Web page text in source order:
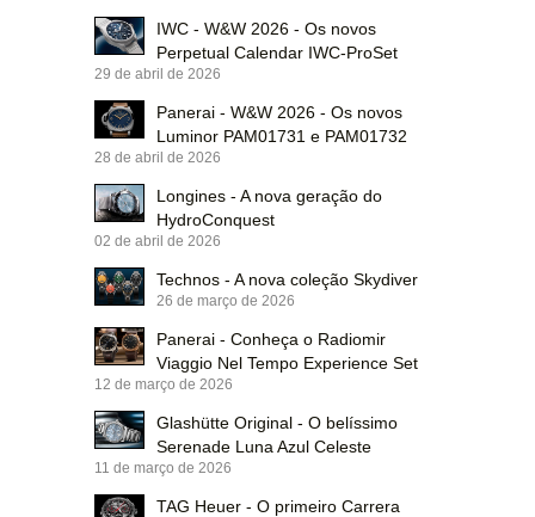
IWC - W&W 2026 - Os novos
Perpetual Calendar IWC-ProSet
29 de abril de 2026
Panerai - W&W 2026 - Os novos
Luminor PAM01731 e PAM01732
28 de abril de 2026
Longines - A nova geração do
HydroConquest
02 de abril de 2026
Technos - A nova coleção Skydiver
26 de março de 2026
Panerai - Conheça o Radiomir
Viaggio Nel Tempo Experience Set
12 de março de 2026
Glashütte Original - O belíssimo
Serenade Luna Azul Celeste
11 de março de 2026
TAG Heuer - O primeiro Carrera